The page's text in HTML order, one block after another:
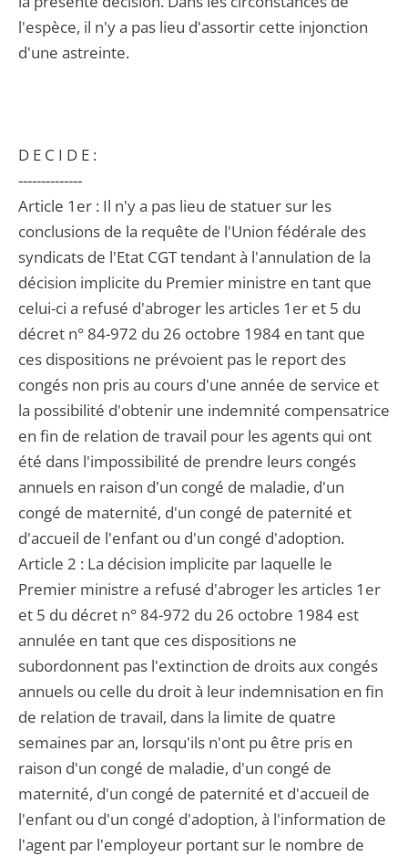
l'espèce, il n'y a pas lieu d'assortir cette injonction
d'une astreinte.
D E C I D E :
--------------
Article 1er : Il n'y a pas lieu de statuer sur les
conclusions de la requête de l'Union fédérale des
syndicats de l'Etat CGT tendant à l'annulation de la
décision implicite du Premier ministre en tant que
celui-ci a refusé d'abroger les articles 1er et 5 du
décret n° 84-972 du 26 octobre 1984 en tant que
ces dispositions ne prévoient pas le report des
congés non pris au cours d'une année de service et
la possibilité d'obtenir une indemnité compensatrice
en fin de relation de travail pour les agents qui ont
été dans l'impossibilité de prendre leurs congés
annuels en raison d'un congé de maladie, d'un
congé de maternité, d'un congé de paternité et
d'accueil de l'enfant ou d'un congé d'adoption.
Article 2 : La décision implicite par laquelle le
Premier ministre a refusé d'abroger les articles 1er
et 5 du décret n° 84-972 du 26 octobre 1984 est
annulée en tant que ces dispositions ne
subordonnent pas l'extinction de droits aux congés
annuels ou celle du droit à leur indemnisation en fin
de relation de travail, dans la limite de quatre
semaines par an, lorsqu'ils n'ont pu être pris en
raison d'un congé de maladie, d'un congé de
maternité, d'un congé de paternité et d'accueil de
l'enfant ou d'un congé d'adoption, à l'information de
l'agent par l'employeur portant sur le nombre de